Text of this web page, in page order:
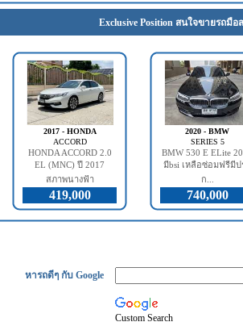
Exclusive Position สนใจขายรถมื
2017 - HONDA
ACCORD
HONDA ACCORD 2.0
EL (MNC) ปี 2017
สภาพนางฟ้า
419,000
2020 - BMW
SERIES 5
BMW 530 E ELite
มีbsi เหลือซ่อมฟรีมีป
ก...
740,000
หารถดีๆ กับ Google
Custom Search